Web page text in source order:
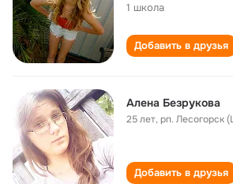
1 школа
Добавить в друзья
Алена Безрукова
25 лет,рп. Лесогорск
Добавить в друзья